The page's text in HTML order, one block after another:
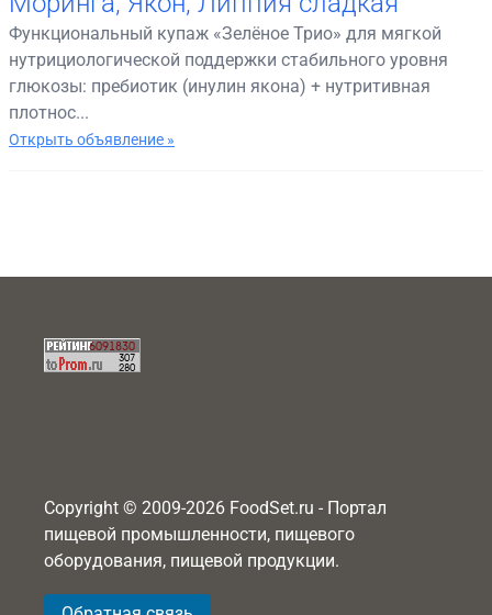
Функциональный купаж «Зелёное Трио» для мягкой
нутрициологической поддержки стабильного уровня
глюкозы: пребиотик (инулин якона) + нутритивная
плотнос...
Открыть объявление »
Copyright © 2009-2026 FoodSet.ru - Портал
пищевой промышленности, пищевого
оборудования, пищевой продукции.